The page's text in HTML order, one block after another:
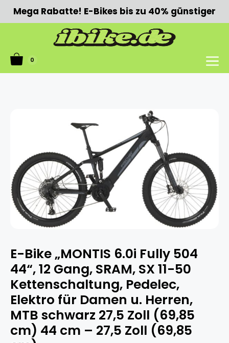
Zum
Inhalt
Mega Rabatte! E-Bikes bis zu 40% günstiger
0
Menü
E-Bike „MONTIS 6.0i Fully 504
44“, 12 Gang, SRAM, SX 11-50
Kettenschaltung, Pedelec,
Elektro für Damen u. Herren,
MTB schwarz 27,5 Zoll (69,85
cm) 44 cm – 27,5 Zoll (69,85